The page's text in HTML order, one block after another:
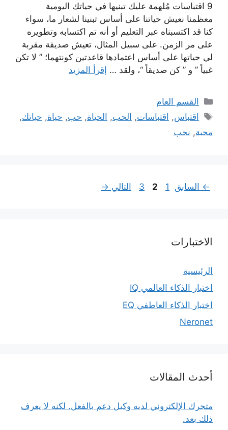
9 اقتباسات مُلهمة عليك تبنيها في حياتك اليومية
معظمنا نعيش حياتنا على أساس تبنينا لشعار ما، سواء
كنا قد اكتسبناه عبر التعليم أو أنه تم اكتسابه وتطويره
على مر الزمن. على سبيل المثال، تعيش صديقة مقربة
لي حياتها على أساس اعتمادها قاعدتين كونتهما؛ ” لا تكن
غبياً ” و ” كن صديقاً “، ولقد … إقرأ المزيد
التصنيفات
القسم العام
الوسوم
اقتباس, اقتباسات, الحب, الحياة, حب, حياة, حياتك,
محبة, نحب
← السابق Page
1
Page
2
Page
3 التالي →
الاختبارات
الرئيسية
اختبار الذكاء العالمي IQ
اختبار الذكاء العاطفي EQ
Neronet
أحدث المقالات
متجرك الإلكتروني لديه وكيل دعم بالفعل. لكنه لا يعرف
ذلك بعد.